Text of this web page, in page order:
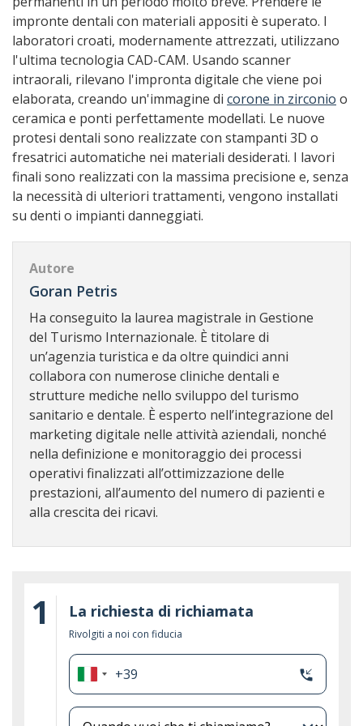
impronte dentali con materiali appositi è superato. I
laboratori croati, modernamente attrezzati, utilizzano
l'ultima tecnologia CAD-CAM. Usando scanner
intraorali, rilevano l'impronta digitale che viene poi
elaborata, creando un'immagine di corone in zirconio o
ceramica e ponti perfettamente modellati. Le nuove
protesi dentali sono realizzate con stampanti 3D o
fresatrici automatiche nei materiali desiderati. I lavori
finali sono realizzati con la massima precisione e, senza
la necessità di ulteriori trattamenti, vengono installati
su denti o impianti danneggiati.
Autore
Goran Petris
Ha conseguito la laurea magistrale in Gestione
del Turismo Internazionale. È titolare di
un’agenzia turistica e da oltre quindici anni
collabora con numerose cliniche dentali e
strutture mediche nello sviluppo del turismo
sanitario e dentale. È esperto nell’integrazione del
marketing digitale nelle attività aziendali, nonché
nella definizione e monitoraggio dei processi
operativi finalizzati all’ottimizzazione delle
prestazioni, all’aumento del numero di pazienti e
alla crescita dei ricavi.
1 La richiesta di richiamata
Rivolgiti a noi con fiducia
Italia
+39
+39 phone_callback